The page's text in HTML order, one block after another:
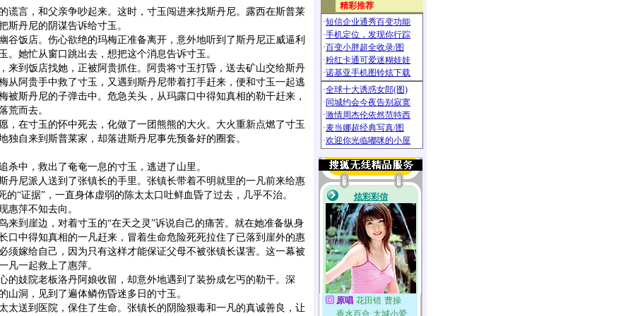
，和父亲争吵起来。这时，寸玉闯进来找斯丹尼。露西在斯普莱
斯丹尼的阴谋告诉给寸玉。
店。伤心欲绝的玛梅正准备离开，意外地听到了斯丹尼正威逼利
。她忙从窗口跳出去，想把这个消息告诉寸玉。
饭店找她，正被阿贵抓住。阿贵将寸玉打昏，送去矿山交给斯丹
从阿贵手中救了寸玉，又遇到斯丹尼带着打手赶来，便和寸玉一起逃
被斯丹尼的子弹击中。危急关头，从玛露口中得知真相的勒干赶来，
荒而去。
寸玉的怀中死去，化做了一团熊熊的大火。大火重新点燃了寸玉
独自来到斯普莱家，却落进斯丹尼事先预备好的圈套。
，救出了奄奄一息的寸玉，逃进了山里。
派人送到了张镇长的手里。张镇长带着不明就里的一凡前来给惠
的“证据”，一直身体虚弱的陈太太口吐鲜血昏了过去，几乎不治。
萍不知去向。
崖边，对着寸玉的“在天之灵”诉说自己的痛苦。就在她准备纵身
口中得知真相的一凡赶来，冒着生命危险死死拉住了已落到崖外的惠
须嫁给自己，因为只有这样才能保证父母不被张镇长谋害。这一幕被
凡一起救上了惠萍。
院老板洛丹阿娘收留，却意外地遇到了装扮成乞丐的勒干。深
山洞，见到了遍体鳞伤昏迷多日的寸玉。
到医院，保住了生命。张镇长的阴险狠毒和一凡的真诚善良，让